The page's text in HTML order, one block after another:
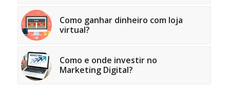
Como ganhar dinheiro com loja
virtual?
Como e onde investir no
Marketing Digital?